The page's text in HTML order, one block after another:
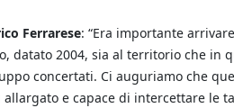
Ferrarese: “Era importante
datato 2004, sia al territorio che in
concertati. Ci auguriamo che
e capace di intercettare le